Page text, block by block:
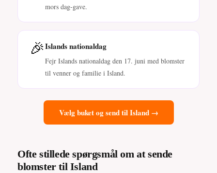
mors dag-gave.
🎉Islands nationaldag
Fejr Islands nationaldag den 17. juni med blomster
til venner og familie i Island.
Vælg buket og send til Island →
Ofte stillede spørgsmål om at sende
blomster til Island